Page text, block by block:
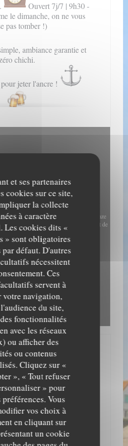
et ses partenaires
cookies sur ce site,
la collecte
à caractère
Les cookies dits «
» sont obligatoires
défaut. D'autres
nécessitent
Ces
servent à
votre navigation,
du site,
fonctionnalités
avec les réseaux
ou afficher des
ou contenus
Cliquez sur «
», « Tout refuser
» pour
préférences. Vous
vos choix à
en cliquant sur
un cookie
Ouvert 7j/7 | 9h30 -
le dimanche, on ne vous
pas tomber !)
ambiance garantie et
zéro chichi.
jeter l'ancre !
vous devez accepter les cookies Waze
collecter des données de navigation et de
DE
Gris-Nez - 62179
Margats !!